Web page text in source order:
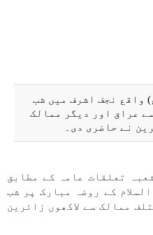
واقع نجف اشرف میں شب
عراق اور دیگر ممالک
نے حاضری دی۔
تعلقات عامہ کے مطابق
کے روضہ مبارک پر شب
ممالک سے لاکھوں زائرین